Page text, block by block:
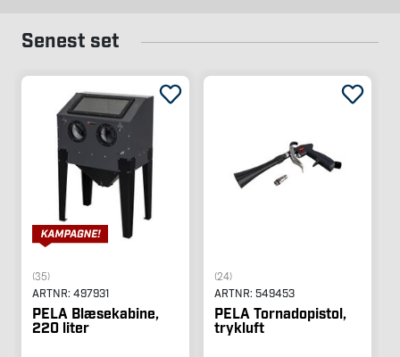
Senest set
(35)
ARTNR: 497931
PELA Blæsekabine,
220 liter
(24)
ARTNR: 549453
PELA Tornadopistol,
trykluft